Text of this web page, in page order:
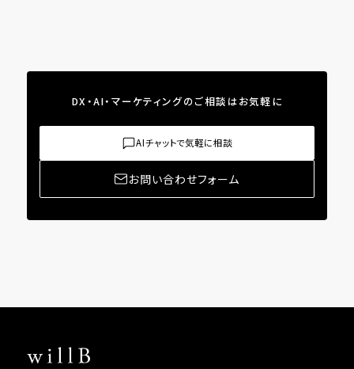
DX・AI・マーケティングのご相談はお気軽に
AIチャットで気軽に相談
お問い合わせフォーム